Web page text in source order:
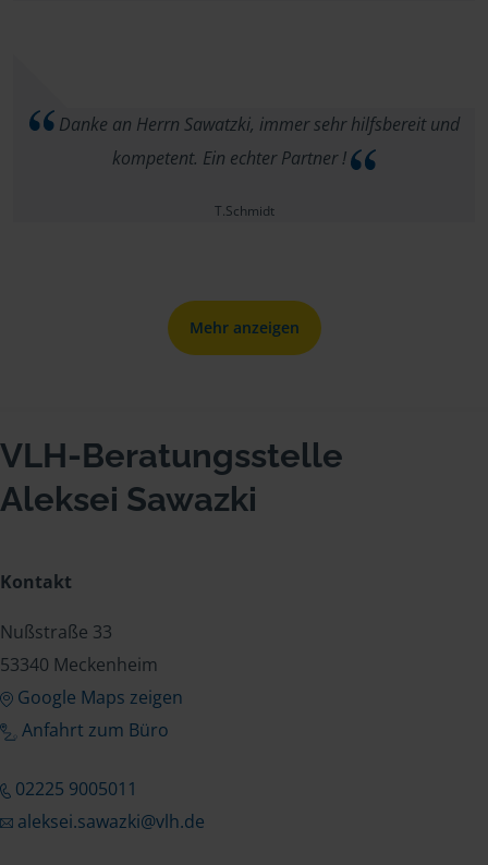
Danke an Herrn Sawatzki, immer sehr hilfsbereit und
kompetent. Ein echter Partner !
T.Schmidt
Mehr anzeigen
VLH-Beratungsstelle
Aleksei Sawazki
Kontakt
Nußstraße 33
53340 Meckenheim
Google Maps zeigen
Anfahrt zum Büro
02225 9005011
aleksei.sawazki@vlh.de